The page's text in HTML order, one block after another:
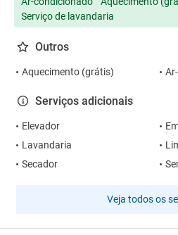
Serviço de lavandaria
Outros
Aquecimento (grátis)
Serviços adicionais
Elevador
Lavandaria
Secador
Veja todos os